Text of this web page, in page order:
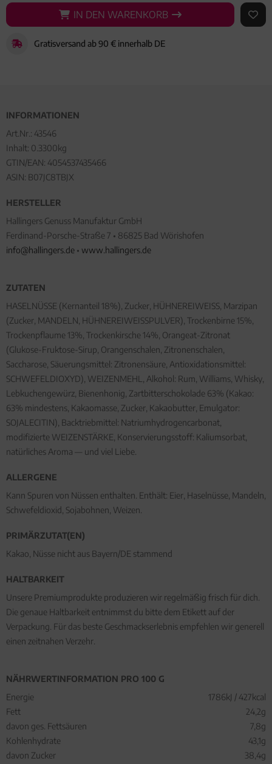
IN DEN WARENKORB
IN DEN WARENKORB AUF
Gratisversand ab 90 € innerhalb DE
INFORMATIONEN
Art.Nr.: 43546
Inhalt: 0.3300kg
GTIN/EAN: 4054537435466
ASIN: B07JC8TBJX
HERSTELLER
Hallingers Genuss Manufaktur GmbH
Ferdinand-Porsche-Straße 7 • 86825 Bad Wörishofen
info@hallingers.de • www.hallingers.de
ZUTATEN
HASELNÜSSE (Kernanteil 18%), Zucker, HÜHNEREIWEISS, Marzipan
(Zucker, MANDELN, HÜHNEREIWEISSPULVER), Trockenbirne 15%,
Trockenpflaume 13%, Trockenkirsche 14%, Orangeat-Zitronat
(Glukose-Fruktose-Sirup, Orangenschalen, Zitronenschalen,
Saccharose, Säuerungsmittel: Zitronensäure, Antioxidationsmittel:
SCHWEFELDIOXYD), WEIZENMEHL, Alkohol: Rum, Williams, Whisky,
Lebkuchengewürz, Bienenhonig, Zartbitterschokolade 63% (Kakao:
63% mindestens, Kakaomasse, Zucker, Kakaobutter, Emulgator:
SOJALECITIN), Backtriebmittel: Natriumhydrogencarbonat,
modifizierte WEIZENSTÄRKE, Konservierungsstoff: Kaliumsorbat,
natürliches Aroma — und viel Liebe.
ALLERGENE
Kann Spuren von Nüssen enthalten. Enthält: Eier, Haselnüsse, Mandeln,
Schwefeldioxid, Sojabohnen, Weizen.
PRIMÄRZUTAT(EN)
Kakao, Nüsse nicht aus Bayern/DE stammend
HALTBARKEIT
Unsere Premiumprodukte produzieren wir regelmäßig frisch für dich.
Die genaue Haltbarkeit entnimmst du bitte dem Etikett auf der
Verpackung. Für das beste Geschmackserlebnis empfehlen wir generell
einen zeitnahen Verzehr.
NÄHRWERTINFORMATION PRO 100 G
Energie
1786kJ / 427kcal
Fett
24,2g
davon ges. Fettsäuren
7,8g
Kohlenhydrate
43,1g
davon Zucker
38,4g